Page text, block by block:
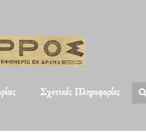
Σχετικές Πληροφορίες